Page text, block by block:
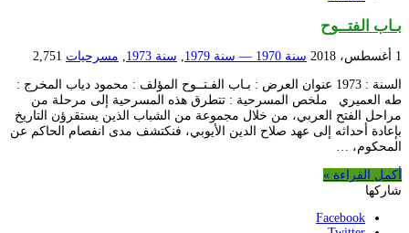
بـاب الفتــوح
1 أغسطس، 2018 سنة 1970 — سنة 1979 سنة 1973 مسرحيات 2,751
السنة : 1973 عنوان العرض : بـاب الفـتــوح المؤلف : محمود دياب المخرج :
طه العميري ملخص المسرحية : تتطرق هذه المسرحية إلى مرحلة من
مراحل الفتح العربي، من خلال مجموعة من الشباب الذين يستقرؤن التاريخ
بإعادة أحداثه إلى عهد صلاح الدين الأيوبي، فنكتشف مدى انفصام الحاكم عن
المحكوم، …
أكمل القراءة »
شاركها
Facebook